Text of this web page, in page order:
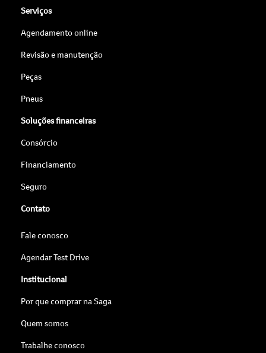
Serviços
Agendamento online
Revisão e manutenção
Peças
Pneus
Soluções financeiras
Consórcio
Financiamento
Seguro
Contato
Fale conosco
Agendar Test Drive
Institucional
Por que comprar na Saga
Quem somos
Trabalhe conosco